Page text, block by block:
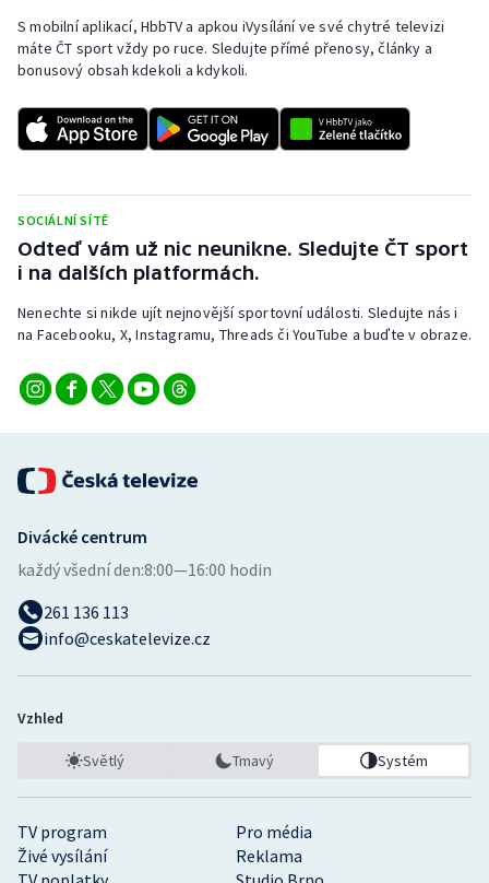
Stolní tenis
Triatlon
Veslování
Ostatní
S mobilní aplikací, HbbTV a apkou iVysílání ve své chytré televizi
máte ČT sport vždy po ruce. Sledujte přímé přenosy, články a
bonusový obsah kdekoli a kdykoli.
SOCIÁLNÍ SÍTĚ
Odteď vám už nic neunikne. Sledujte ČT sport
i na dalších platformách.
Nenechte si nikde ujít nejnovější sportovní události. Sledujte nás i
na Facebooku, X, Instagramu, Threads či YouTube a buďte v obraze.
TV program
Pro média
Živé vysílání
Reklama
Divácké centrum
každý všední den:8:00—16:00 hodin
261 136 113
info@ceskatelevize.cz
Vzhled
Světlý Tmavý Systém